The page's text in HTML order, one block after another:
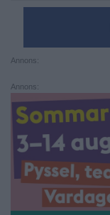
Annons:
Annons: